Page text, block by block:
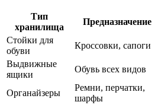
Тип
хранилища
Предназначение
Стойки для
обуви
Кроссовки, сапоги
Выдвижные
ящики
Обувь всех видов
Органайзеры
Ремни, перчатки,
шарфы